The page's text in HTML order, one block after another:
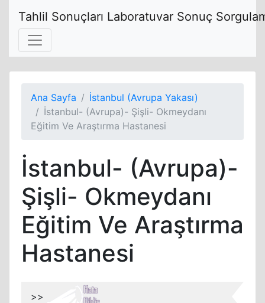
Tahlil Sonuçları Laboratuvar Sonuç
Ana Sayfa
İstanbul (Avrupa Yakası)
İstanbul- (Avrupa)- Şişli- Okmeydanı
Eğitim Ve Araştırma Hastanesi
İstanbul- (Avrupa)-
Şişli- Okmeydanı
Eğitim Ve Araştırma
Hastanesi
>>